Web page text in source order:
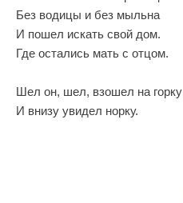
Без водицы и без мыльна
И пошел искать свой дом.
Где остались мать с отцом.
Шел он, шел, взошел на горку
И внизу увидел норку.